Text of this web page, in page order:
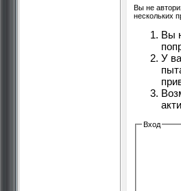
Вы не
нескольких
Вы
У
Вход